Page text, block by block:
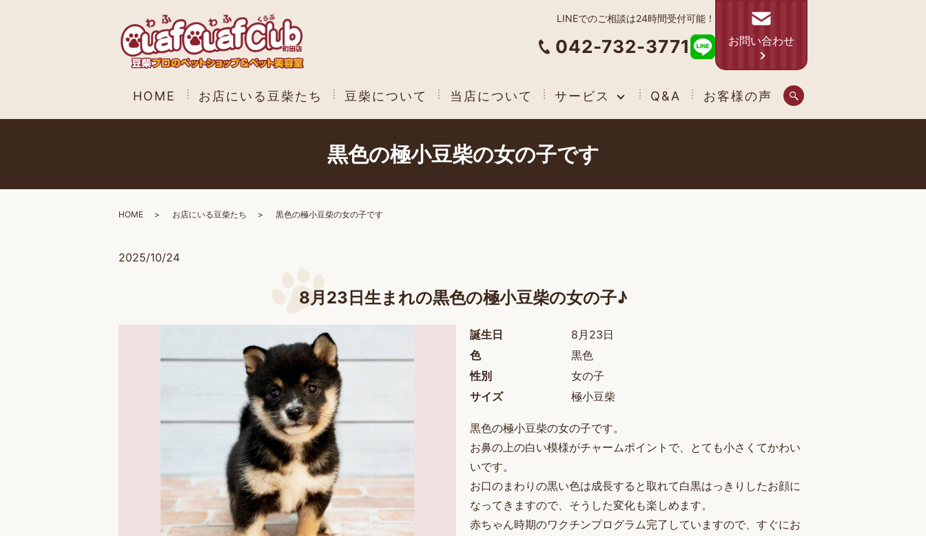
HOME お店にいる豆柴たち 豆柴について 当店について サービス Q&A お客様の声
LINEでのご相談は24時間受付可能！
042-732-3771 お問い合わせ
黒色の極小豆柴の女の子です
HOME お店にいる豆柴たち 黒色の極小豆柴の女の子です
2025/10/24
8月23日生まれの黒色の極小豆柴の女の子♪
誕生日
8月23日
色
黒色
性別
女の子
サイズ
極小豆柴
黒色の極小豆柴の女の子です。
お鼻の上の白い模様がチャームポイントで、とても小さくてかわい
いです。
お口のまわりの黒い色は成長すると取れて白黒はっきりしたお顔に
なってきますので、そうした変化も楽しめます。
赤ちゃん時期のワクチンプログラム完了していますので、すぐにお